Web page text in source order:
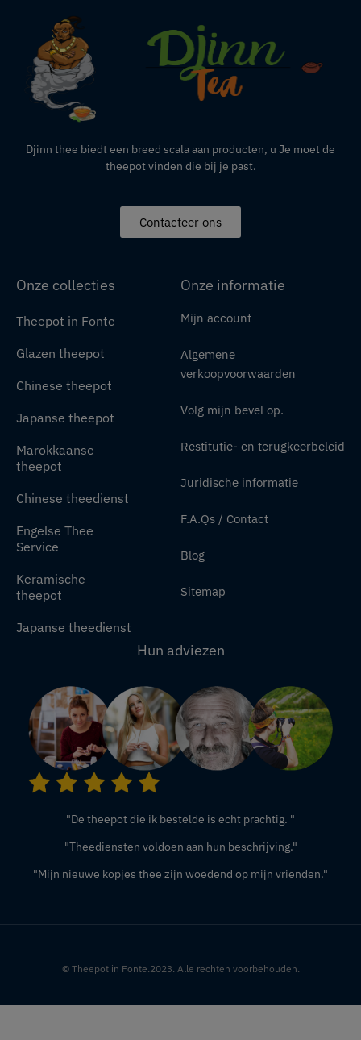
Djinn thee biedt een breed scala aan producten, u Je moet de
theepot vinden die bij je past.
Contacteer ons
Onze collecties
Theepot in Fonte
Glazen theepot
Chinese theepot
Japanse theepot
Marokkaanse
theepot
Chinese theedienst
Engelse Thee
Service
Keramische
theepot
Japanse theedienst
Onze informatie
Mijn account
Algemene
verkoopvoorwaarden
Volg mijn bevel op.
Restitutie- en terugkeerbeleid
Juridische informatie
F.A.Qs / Contact
Blog
Sitemap
Hun adviezen
"De theepot die ik bestelde is echt prachtig. "
"Theediensten voldoen aan hun beschrijving."
"Mijn nieuwe kopjes thee zijn woedend op mijn vrienden."
© Theepot in Fonte.2023. Alle rechten voorbehouden.